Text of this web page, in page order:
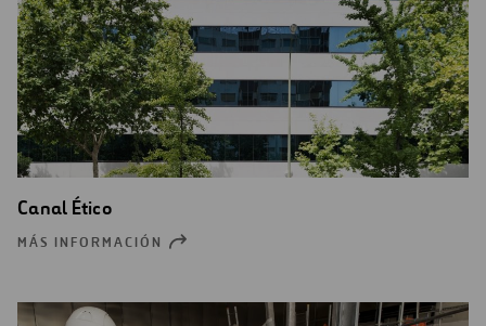
Canal Ético
MÁS INFORMACIÓN ABRIR
VENTANA